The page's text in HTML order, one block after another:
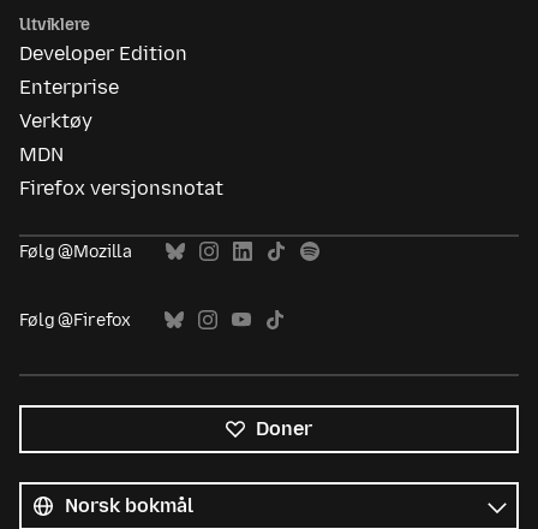
Utviklere
Developer Edition
Enterprise
Verktøy
MDN
Firefox versjonsnotat
Følg @Mozilla
Følg @Firefox
Doner
språk
Språk